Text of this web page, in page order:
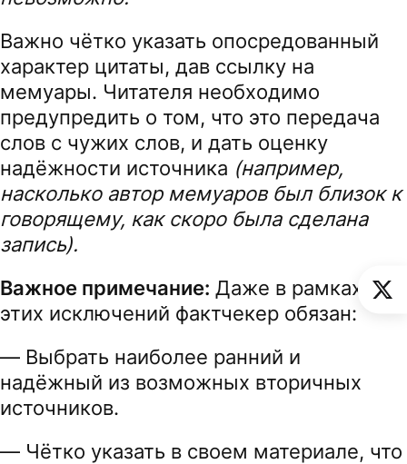
Важно чётко указать опосредованный
характер цитаты, дав ссылку на
мемуары. Читателя необходимо
предупредить о том, что это передача
слов с чужих слов, и дать оценку
надёжности источника (например,
насколько автор мемуаров был близок к
говорящему, как скоро была сделана
запись).
Важное примечание: Даже в рамках
этих исключений фактчекер обязан:
— Выбрать наиболее ранний и
надёжный из возможных вторичных
источников.
— Чётко указать в своем материале, что